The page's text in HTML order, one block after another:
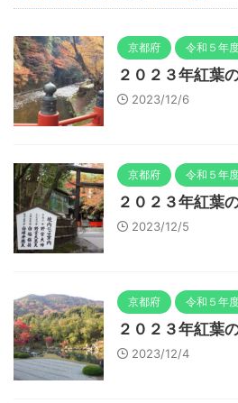
京都府 令和５年
２０２３年紅
2023/12/6
京都府 令和５年
２０２３年紅
2023/12/5
京都府 令和５年
２０２３年紅
2023/12/4